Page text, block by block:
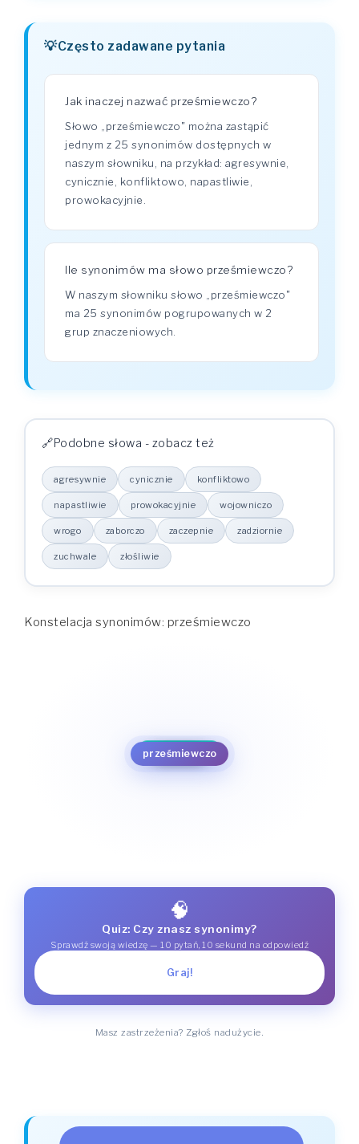
Często zadawane pytania
Jak inaczej nazwać prześmiewczo?
Słowo „prześmiewczo" można zastąpić
jednym z 25 synonimów dostępnych w
naszym słowniku, na przykład: agresywnie,
cynicznie, konfliktowo, napastliwie,
prowokacyjnie.
Ile synonimów ma słowo prześmiewczo?
W naszym słowniku słowo „prześmiewczo"
ma 25 synonimów pogrupowanych w 2
grup znaczeniowych.
Podobne słowa - zobacz też
agresywnie cynicznie konfliktowo
napastliwie prowokacyjnie wojowniczo
wrogo zaborczo zaczepnie zadziornie
zuchwale złośliwie
Konstelacja synonimów: prześmiewczo
prześmiewczo
agresywnie
cynicznie
konfliktowo
napastliwie
prowokacyjnie
wojowniczo
wrogo
zaborczo
zaczepnie
zadziornie
zuchwale
złośliwie
🧠
Quiz: Czy znasz synonimy?
Sprawdź swoją wiedzę — 10 pytań, 10 sekund na odpowiedź
Graj!
Masz zastrzeżenia? Zgłoś nadużycie.